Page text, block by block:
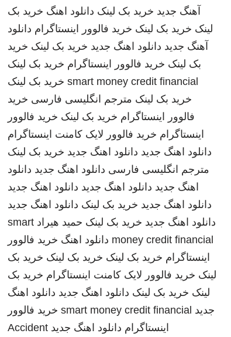
آهنگ جدید خرید بک لینک دانلود اهنگ خرید بک
لینک خرید بک لینک خرید فالوور اینستاگرام دانلود
آهنگ جدید دانلود اهنگ جدید خرید بک لینک خرید
بک لینک خرید فالوور اینستاگرام خرید بک لینک
smart money credit financial خرید بک لینک
خرید بک لینک مترجم انگلیسی فارسی خرید
فالوور اینستاگرام خرید بک لینک خرید فالوور
اینستاگرام خرید فالوور لایک کامنت اینستاگرام
دانلود اهنگ جدید دانلود اهنگ جدید خرید بک لینک
مترجم انگلیسی فارسی دانلود اهنگ جدید دانلود
اهنگ جدید دانلود اهنگ جدید دانلود اهنگ جدید
دانلود اهنگ جدید خرید بک لینک دانلود اهنگ جدید
دانلود اهنگ جدید خرید بک لینک حمید هیراد smart
money credit financial دانلود اهنگ خرید فالوور
اینستاگرام خرید بک لینک خرید بک لینک خرید بک
لینک خرید فالوور لایک کامنت اینستاگرام خرید بک
لینک خرید بک لینک دانلود اهنگ جدید دانلود اهنگ
جدید smart money credit financial خرید فالوور
اینستاگرام دانلود اهنگ جدید Accident